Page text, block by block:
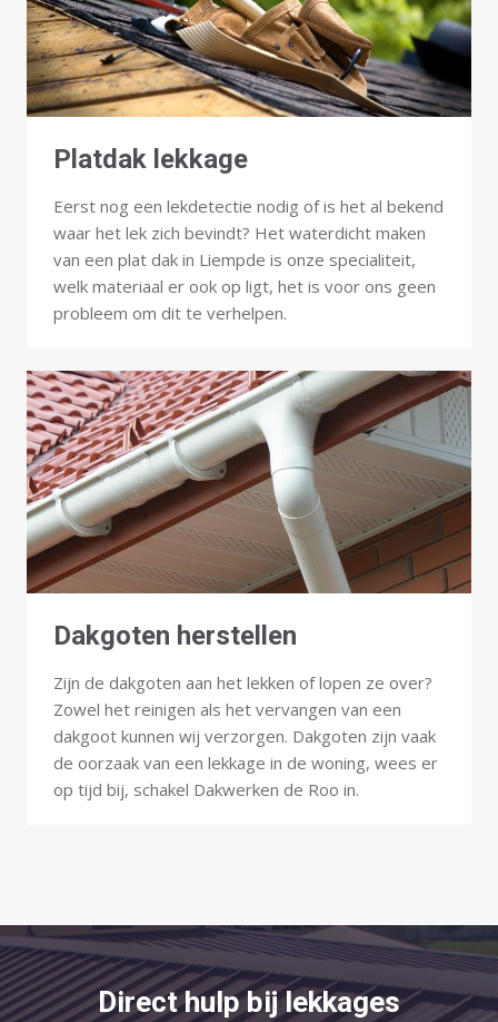
Platdak lekkage
Eerst nog een lekdetectie nodig of is het al bekend
waar het lek zich bevindt? Het waterdicht maken
van een plat dak in Liempde is onze specialiteit,
welk materiaal er ook op ligt, het is voor ons geen
probleem om dit te verhelpen.
Dakgoten herstellen
Zijn de dakgoten aan het lekken of lopen ze over?
Zowel het reinigen als het vervangen van een
dakgoot kunnen wij verzorgen. Dakgoten zijn vaak
de oorzaak van een lekkage in de woning, wees er
op tijd bij, schakel Dakwerken de Roo in.
Direct hulp bij lekkages